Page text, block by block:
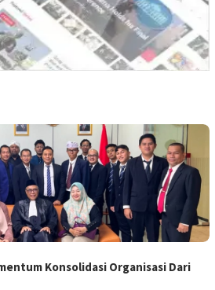
Konsolidasi Organisasi Dari